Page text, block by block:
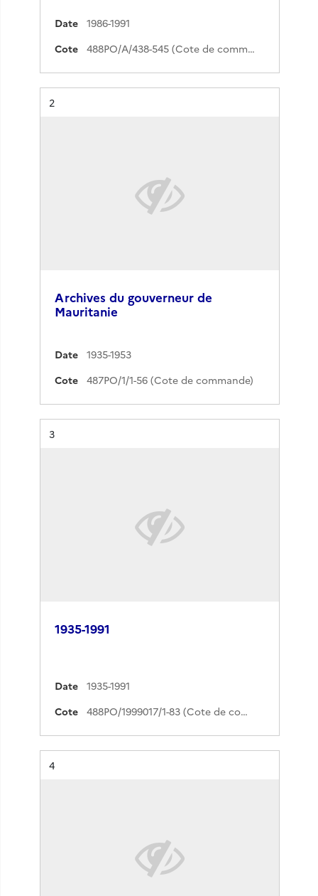
Date
1986-1991
Cote
488PO/A/438-545 (Cote de commande)
Résultat n°
2
Archives du gouverneur de
Mauritanie
Date
1935-1953
Cote
487PO/1/1-56 (Cote de commande)
Résultat n°
3
1935-1991
Date
1935-1991
Cote
488PO/1999017/1-83 (Cote de commande)
Résultat n°
4